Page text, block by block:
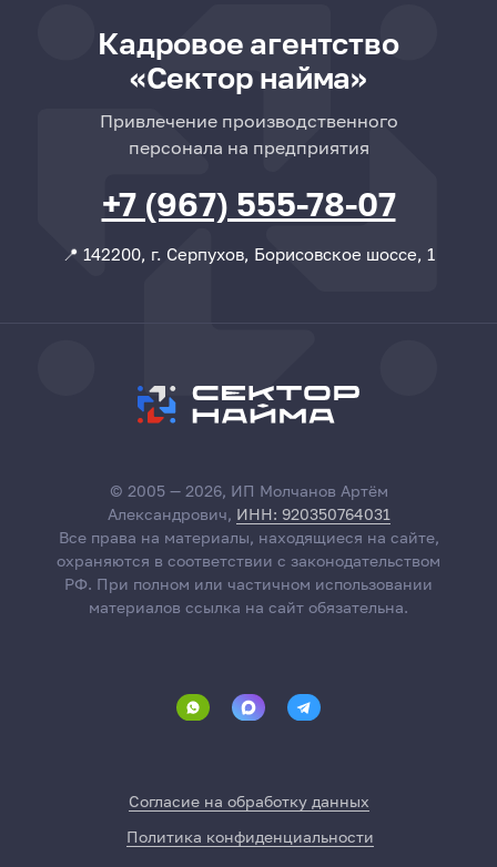
Согласие на обработку данных
Политика конфиденциальности
© 2005 — 2026, ИП Молчанов Артём
Александрович, ИНН: 920350764031
Все права на материалы, находящиеся на сайте,
охраняются в соответствии с законодательством
РФ. При полном или частичном использовании
материалов ссылка на сайт обязательна.
+7 (967) 555-78-07
📍 142200, г. Серпухов, Борисовское шоссе, 1
Привлечение производственного
персонала на предприятия
Кадровое агентство
«Сектор найма»